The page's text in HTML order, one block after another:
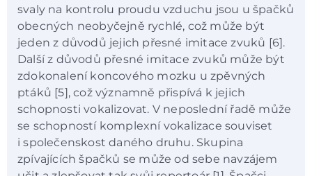
svaly na kontrolu proudu vzduchu jsou u špačků
obecných neobyčejně rychlé, což může být
jeden z důvodů jejich přesné imitace zvuků [6].
Další z důvodů přesné imitace zvuků může být
zdokonalení koncového mozku u zpěvných
ptáků [5], což významně přispívá k jejich
schopnosti vokalizovat. V neposlední řadě může
se schopností komplexní vokalizace souviset
i společenskost daného druhu. Skupina
zpívajících špačků se může od sebe navzájem